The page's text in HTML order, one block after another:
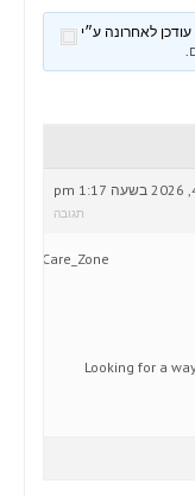
.
תגובה
Care_Zone
Looking for a